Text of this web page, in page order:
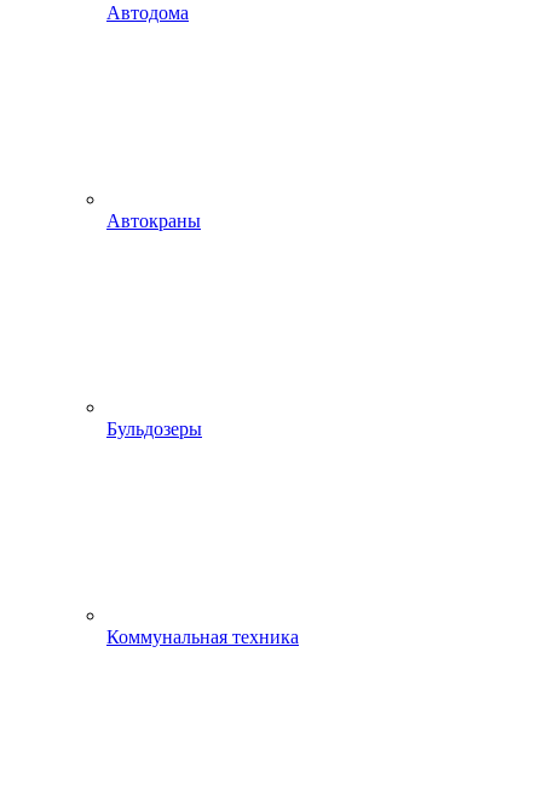
Автодома
Автокраны
Бульдозеры
Коммунальная техника